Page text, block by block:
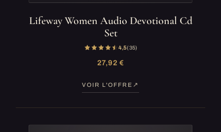
Lifeway Women Audio Devotional Cd
Set
4,5(35)
27,92 €
VOIR L'OFFRE